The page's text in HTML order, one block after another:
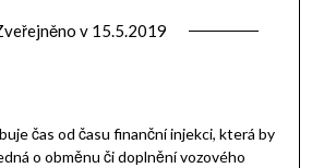
v 15.5.2019
čas od času finanční injekci, která by
o obměnu či doplnění vozového